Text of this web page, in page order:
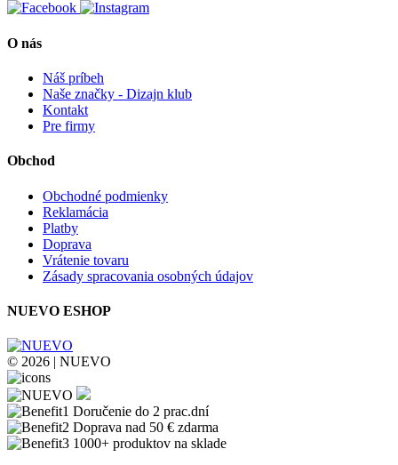
O nás
Náš príbeh
Naše značky - Dizajn klub
Kontakt
Pre firmy
Obchod
Obchodné podmienky
Reklamácia
Platby
Doprava
Vrátenie tovaru
Zásady spracovania osobných údajov
NUEVO ESHOP
© 2026 | NUEVO
Doručenie do 2 prac.dní
Doprava nad 50 € zdarma
1000+ produktov na sklade